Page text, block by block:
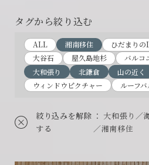
タグから絞り込む
ALL 湘南移住 ひだまり
大谷石
屋久島地杉
バルコ
大和張り
北鎌倉 山の近く
ウィンドウピクチャー
ルーフ
絞り込みを解除
する
： 大和張り／
／湘南移住